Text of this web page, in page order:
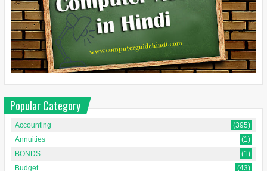
Popular Category
Accounting
(395)
Annuities
(1)
BONDS
(1)
Budget
(43)